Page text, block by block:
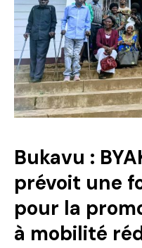
Bukavu :
prévoit une
pour la
à mobilité